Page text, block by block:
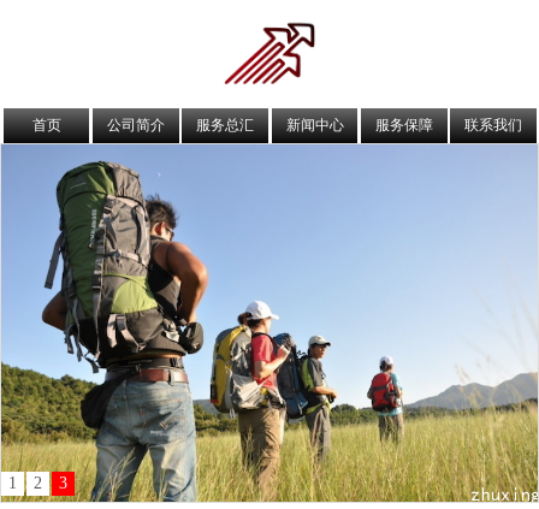
首页 公司简介 服务总汇 新闻中心 服务保障 联系我们
1 2 3